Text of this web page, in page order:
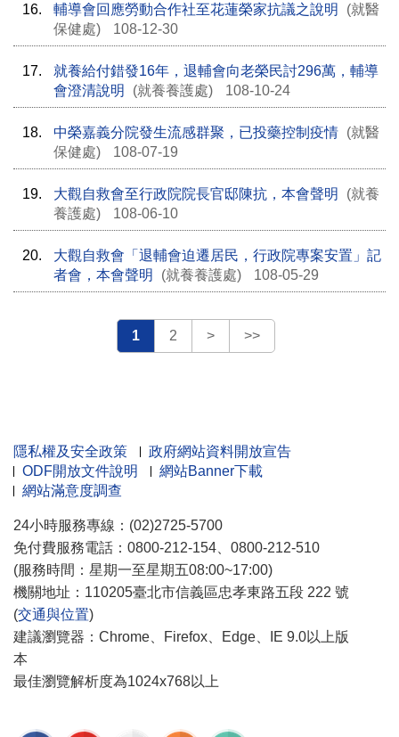
16. 輔導會回應勞動合作社至花蓮榮家抗議之說明
(就醫
保健處)
108-12-30
17.
就養給付錯發16年，退輔會向老榮民討296萬，輔導
會澄清說明
(就養養護處) 108-10-24
18. 中榮嘉義分院發生流感群聚，已投藥控制疫情 (就醫
保健處)
108-07-19
19. 大觀自救會至行政院院長官邸陳抗，本會聲明
(就養
養護處)
108-06-10
20.
大觀自救會「退輔會迫遷居民，行政院專案安置」記
者會，本會聲明
(就養養護處) 108-05-29
1 2 > >>
隱私權及安全政策
政府網站資料開放宣告
ODF開放文件說明
網站Banner下載
網站滿意度調查
24小時服務專線：(02)2725-5700
免付費服務電話：0800-212-154、0800-212-510
(服務時間：星期一至星期五08:00~17:00)
機關地址：110205臺北市信義區忠孝東路五段 222 號
(交通與位置)
建議瀏覽器：Chrome、Firefox、Edge、IE 9.0以上版
本
最佳瀏覽解析度為1024x768以上